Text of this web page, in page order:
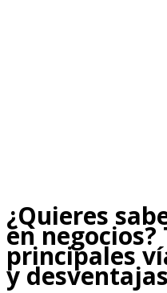
¿Quieres
en
principales
y